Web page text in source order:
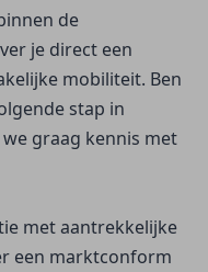
de
je direct een
mobiliteit. Ben
stap in
graag kennis met
met aantrekkelijke
een marktconform